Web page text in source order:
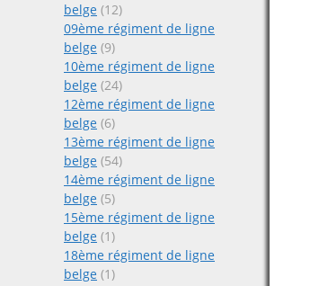
belge (12)
09ème régiment de ligne
belge (9)
10ème régiment de ligne
belge (24)
12ème régiment de ligne
belge (6)
13ème régiment de ligne
belge (54)
14ème régiment de ligne
belge (5)
15ème régiment de ligne
belge (1)
18ème régiment de ligne
belge (1)